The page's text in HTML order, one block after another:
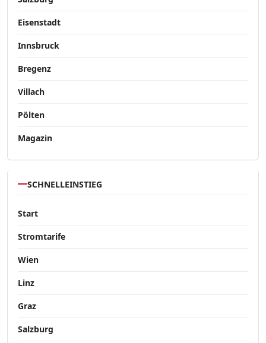
Eisenstadt
Innsbruck
Bregenz
Villach
Pölten
Magazin
SCHNELLEINSTIEG
Start
Stromtarife
Wien
Linz
Graz
Salzburg